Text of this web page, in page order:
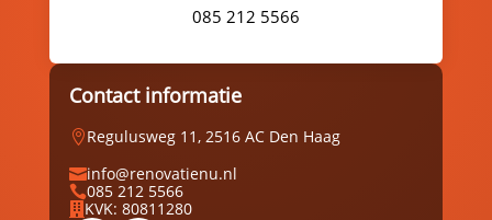
085 212 5566
Contact informatie
Regulusweg 11, 2516 AC Den Haag
info@renovatienu.nl
085 212 5566
 KVK: 80811280